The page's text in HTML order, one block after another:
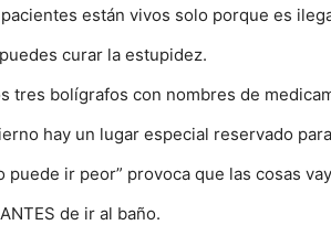
I've read and
están vivos solo porque es
curar la estupidez.
tres bolígrafos con nombres de
hay un lugar especial reservado
puede ir peor” provoca que las cosas
de ir al baño.